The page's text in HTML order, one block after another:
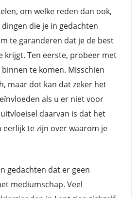
om welke reden dan ook,
die je in gedachten
te garanderen dat je de best
krijgt. Ten eerste, probeer met
te komen. Misschien
maar dot kan dat zeker het
als u er niet voor
daarvan is dat het
eerlijk te zijn over waarom je
gedachten dat er geen
mediumschap. Veel